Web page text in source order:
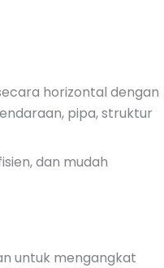
horizontal dengan
pipa, struktur
dan mudah
untuk mengangkat